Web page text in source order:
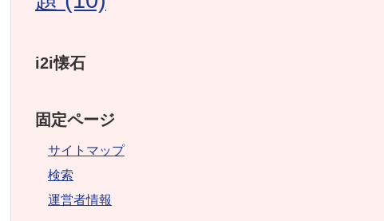
i2i懐石
固定ページ
サイトマップ
検索
運営者情報